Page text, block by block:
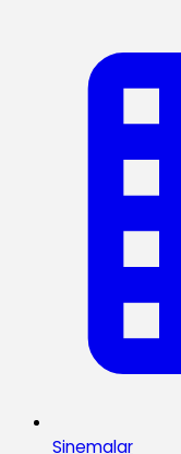
Sinemalar